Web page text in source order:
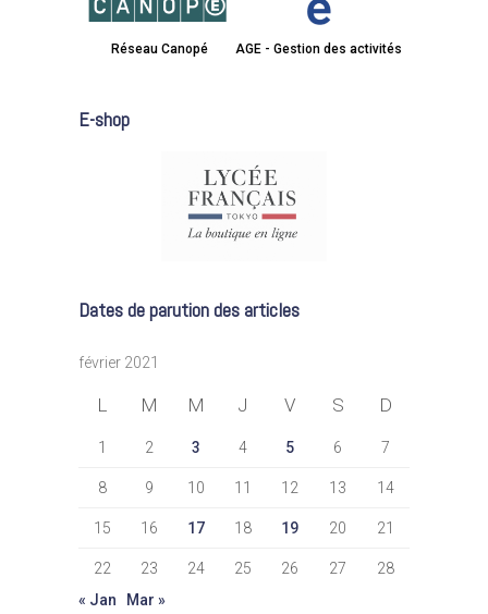
Réseau Canopé AGE - Gestion des activités
E-shop
Dates de parution des articles
février 2021
L M M J V S D
1 2 3 4 5 6 7
8 9 10 11 12 13 14
15 16 17 18 19 20 21
22 23 24 25 26 27
28
« Jan
Mar »